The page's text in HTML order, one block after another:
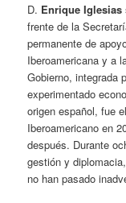
D. Enrique Iglesias
frente de la
permanente de
Iberoamericana y a
Gobierno, integrada
experimentado
origen español, fue
Iberoamericano en
después. Durante
gestión y
no han pasado